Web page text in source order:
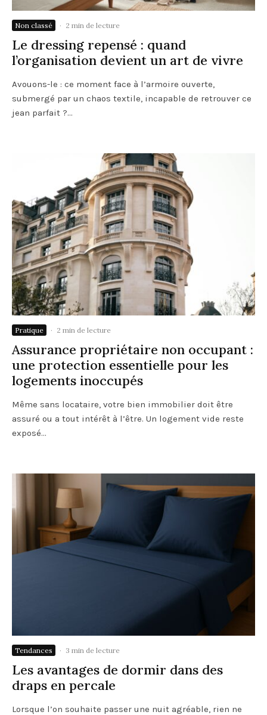
Non classé · 2 min de lecture
Le dressing repensé : quand
l’organisation devient un art de vivre
Avouons-le : ce moment face à l’armoire ouverte,
submergé par un chaos textile, incapable de retrouver ce
jean parfait ?...
Pratique · 2 min de lecture
Assurance propriétaire non occupant :
une protection essentielle pour les
logements inoccupés
Même sans locataire, votre bien immobilier doit être
assuré ou a tout intérêt à l’être. Un logement vide reste
exposé...
Tendances · 3 min de lecture
Les avantages de dormir dans des
draps en percale
Lorsque l’on souhaite passer une nuit agréable, rien ne